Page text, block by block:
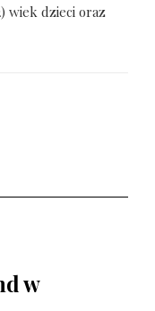
wiek dzieci oraz
w